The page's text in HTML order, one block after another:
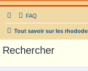
FAQ
Tout savoir sur les
Rechercher